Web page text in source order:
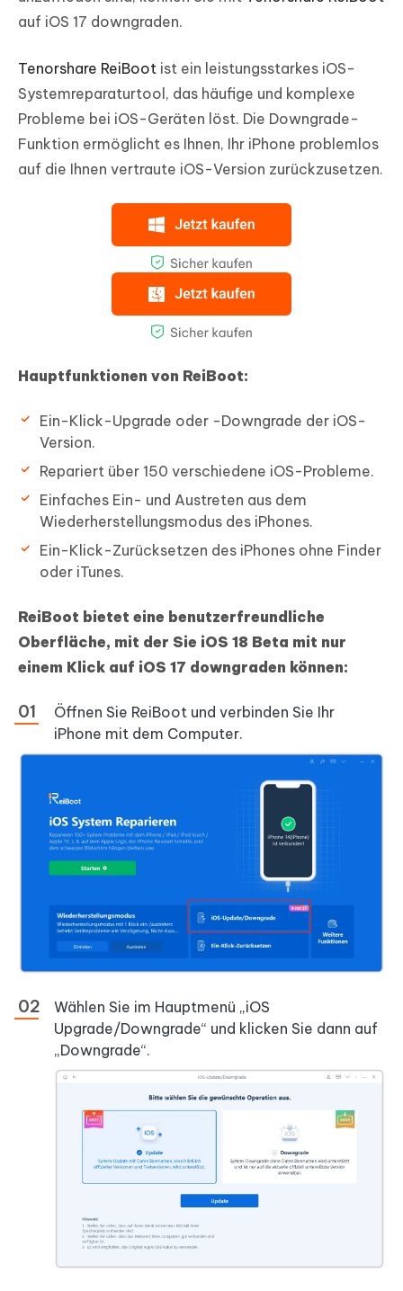
auf iOS 17 downgraden.
Tenorshare ReiBoot ist ein leistungsstarkes iOS-
Systemreparaturtool, das häufige und komplexe
Probleme bei iOS-Geräten löst. Die Downgrade-
Funktion ermöglicht es Ihnen, Ihr iPhone problemlos
auf die Ihnen vertraute iOS-Version zurückzusetzen.
Hauptfunktionen von ReiBoot:
Ein-Klick-Upgrade oder -Downgrade der iOS-
Version.
Repariert über 150 verschiedene iOS-Probleme.
Einfaches Ein- und Austreten aus dem
Wiederherstellungsmodus des iPhones.
Ein-Klick-Zurücksetzen des iPhones ohne Finder
oder iTunes.
ReiBoot bietet eine benutzerfreundliche
Oberfläche, mit der Sie iOS 18 Beta mit nur
einem Klick auf iOS 17 downgraden können:
Öffnen Sie ReiBoot und verbinden Sie Ihr
iPhone mit dem Computer.
Wählen Sie im Hauptmenü „iOS
Upgrade/Downgrade“ und klicken Sie dann auf
„Downgrade“.